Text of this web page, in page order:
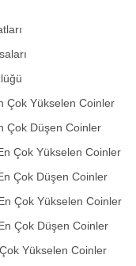
Çok Yükselen Coinler
Çok Düşen Coinler
Çok Yükselen Coinler
Çok Düşen Coinler
Çok Yükselen Coinler
Çok Düşen Coinler
Yükselen Coinler